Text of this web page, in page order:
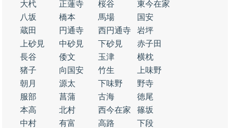
大杙 正蓮寺 桜谷
東今在家
八坂
橋本 馬場
国安
蔵田
円通寺 西円通寺
岩坪
上砂見
中砂見 下砂見
赤子田
長谷
倭文 玉津
横枕
猪子
向国安 竹生
上味野
朝月
源太 下味野
野寺
服部
菖蒲 古海
徳尾
本高
北村 西今在家
篠坂
中村
有富 高路
下段